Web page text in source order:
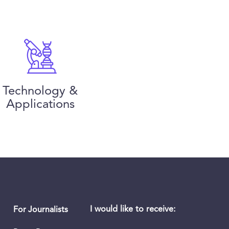
Technology &
Applications
For Journalists I would like to receive: